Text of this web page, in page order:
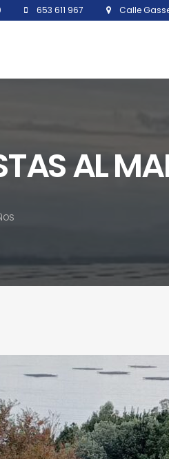
653 611 967 Calle
AL